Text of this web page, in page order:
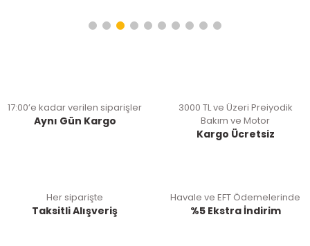
17:00’e kadar verilen siparişler
Aynı Gün Kargo
3000 TL ve Üzeri Preiyodik
Bakım ve Motor
Kargo Ücretsiz
Her siparişte
Taksitli Alışveriş
Havale ve EFT Ödemelerinde
%5 Ekstra İndirim